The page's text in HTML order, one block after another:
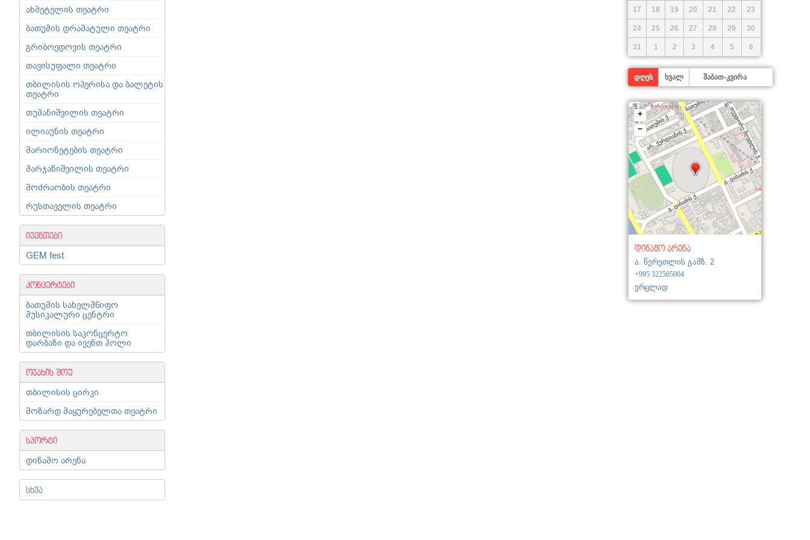
17 18 19 20 21 22 23
24 25 26 27 28 29 30
31 1 2 3 4 5 6
დღეს ხვალ შაბათ-კვირა
+
−
დინამო არენა
ა. წერეთლის გამზ. 2
+995 322505004
ვრცლად
ახმეტელის თეატრი
ბათუმის დრამატული თეატრი
გრიბოედოვის თეატრი
თავისუფალი თეატრი
თბილისის ოპერისა და ბალეტის
თეატრი
თუმანიშვილის თეატრი
ილიაუნის თეატრი
მარიონეტების თეატრი
მარჯანიშვილის თეატრი
მოძრაობის თეატრი
რუსთაველის თეატრი
ივენთები
GEM fest
კონცერტები
ბათუმის სახელმწიფო
მუსიკალური ცენტრი
თბილისის საკონცერტო
დარბაზი და ივენთ ჰოლი
ოჯახის შოუ
თბილისის ცირკი
მოზარდ მაყურებელთა თეატრი
სპორტი
დინამო არენა
სხვა